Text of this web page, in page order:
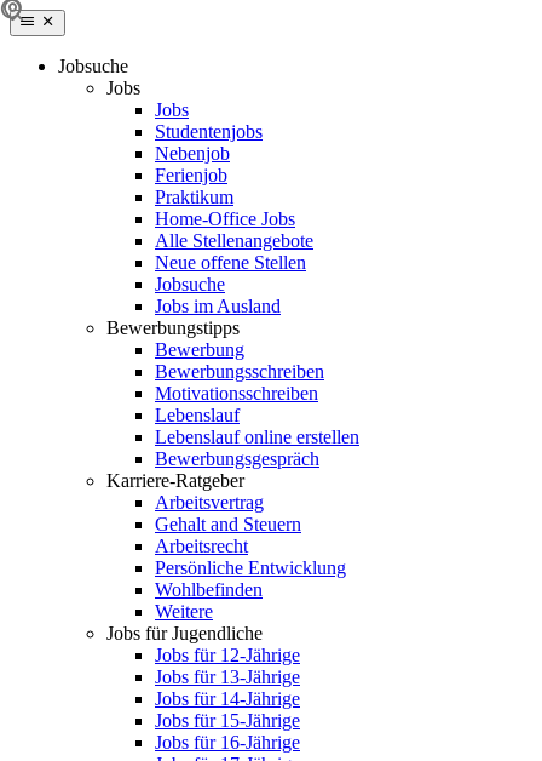
Jobsuche
Jobs
Jobs
Studentenjobs
Nebenjob
Ferienjob
Praktikum
Home-Office Jobs
Alle Stellenangebote
Neue offene Stellen
Jobsuche
Jobs im Ausland
Bewerbungstipps
Bewerbung
Bewerbungsschreiben
Motivationsschreiben
Lebenslauf
Lebenslauf online erstellen
Bewerbungsgespräch
Karriere-Ratgeber
Arbeitsvertrag
Gehalt and Steuern
Arbeitsrecht
Persönliche Entwicklung
Wohlbefinden
Weitere
Jobs für Jugendliche
Jobs für 12-Jährige
Jobs für 13-Jährige
Jobs für 14-Jährige
Jobs für 15-Jährige
Jobs für 16-Jährige